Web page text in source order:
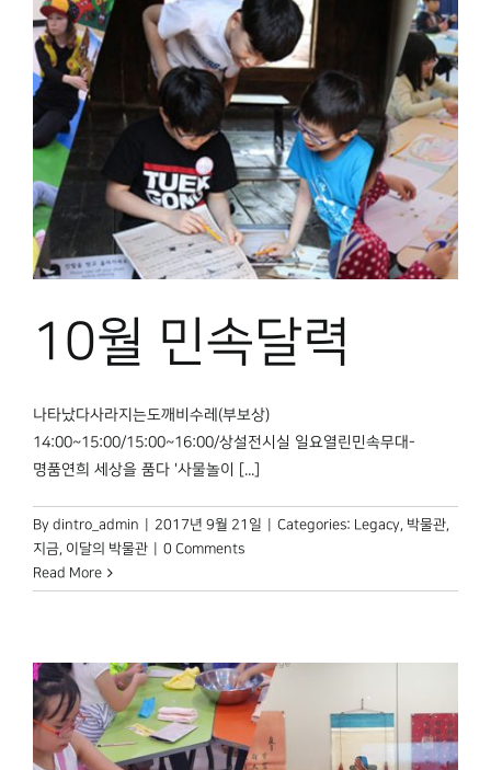
10월 민속달력
나타났다사라지는도깨비수레(부보상)
14:00~15:00/15:00~16:00/상설전시실 일요열린민속무대-
명품연희 세상을 품다 '사물놀이 [...]
By dintro_admin 2017년 9월 21일 Categories: Legacy, 박물관,
지금, 이달의 박물관
0 Comments
Read More